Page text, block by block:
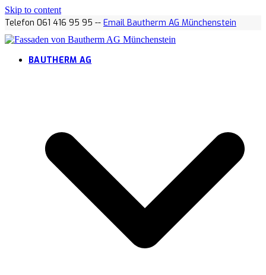
Skip to content
Telefon 061 416 95 95 -- Email Bautherm AG Münchenstein
BAUTHERM AG